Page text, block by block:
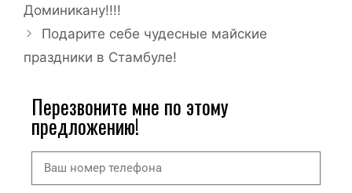
Доминикану!!!!
Подарите себе чудесные майские
праздники в Стамбуле!
Перезвоните мне по этому
предложению!